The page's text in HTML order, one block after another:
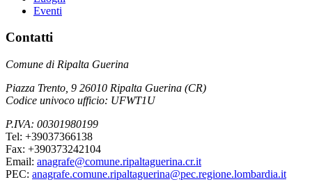
Eventi
Contatti
Comune di Ripalta Guerina
Piazza Trento, 9 26010 Ripalta Guerina (CR)
Codice univoco ufficio: UFWT1U
P.IVA: 00301980199
Tel: +39037366138
Fax: +390373242104
Email: anagrafe@comune.ripaltaguerina.cr.it
PEC: anagrafe.comune.ripaltaguerina@pec.regione.lombardia.it